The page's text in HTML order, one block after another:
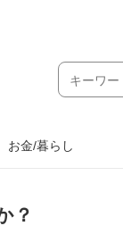
お金/暮らし
？